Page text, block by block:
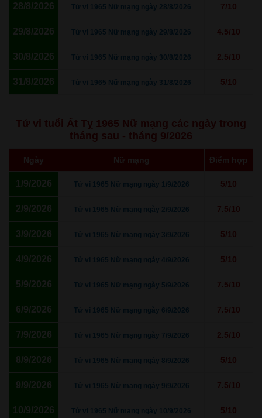
28/8/2026 Tử vi 1965 Nữ mạng ngày 28/8/2026 7/10
29/8/2026 Tử vi 1965 Nữ mạng ngày 29/8/2026 4.5/10
30/8/2026 Tử vi 1965 Nữ mạng ngày 30/8/2026 2.5/10
31/8/2026 Tử vi 1965 Nữ mạng ngày 31/8/2026 5/10
Tử vi tuổi Ất Tỵ 1965 Nữ mạng các ngày trong
tháng sau - tháng 9/2026
Ngày Nữ mạng Điểm hợp
1/9/2026 Tử vi 1965 Nữ mạng ngày 1/9/2026 5/10
2/9/2026 Tử vi 1965 Nữ mạng ngày 2/9/2026 7.5/10
3/9/2026 Tử vi 1965 Nữ mạng ngày 3/9/2026 5/10
4/9/2026 Tử vi 1965 Nữ mạng ngày 4/9/2026 5/10
5/9/2026 Tử vi 1965 Nữ mạng ngày 5/9/2026 7.5/10
6/9/2026 Tử vi 1965 Nữ mạng ngày 6/9/2026 7.5/10
7/9/2026 Tử vi 1965 Nữ mạng ngày 7/9/2026 2.5/10
8/9/2026 Tử vi 1965 Nữ mạng ngày 8/9/2026 5/10
9/9/2026 Tử vi 1965 Nữ mạng ngày 9/9/2026 7.5/10
10/9/2026 Tử vi 1965 Nữ mạng ngày 10/9/2026 5/10